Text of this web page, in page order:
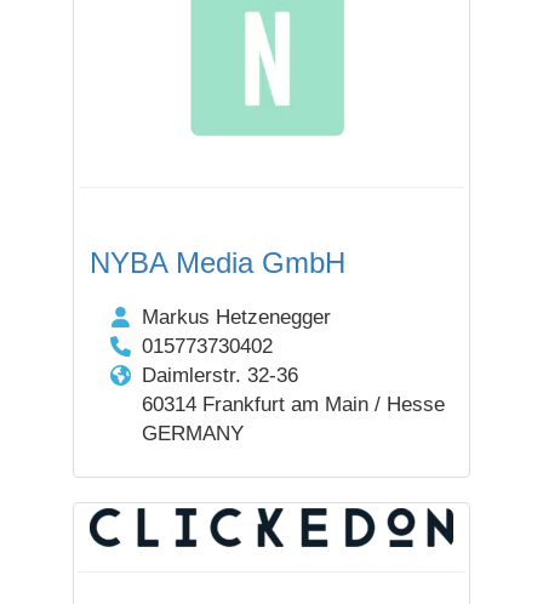
NYBA Media GmbH
Markus Hetzenegger
015773730402
Daimlerstr. 32-36
60314 Frankfurt am Main / Hesse
GERMANY